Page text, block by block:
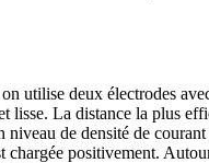
utilise deux électrodes
La distance la plus
niveau de densité de
positivement.